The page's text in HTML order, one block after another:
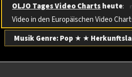
OLJO Tages Video Chartsheute:
Video in den Europäischen Video
Musik Genre: Pop ★ ★